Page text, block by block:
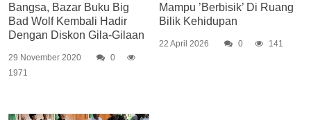
Bangsa, Bazar Buku Big
Bad Wolf Kembali Hadir
Dengan Diskon Gila-Gilaan
29 November 2020
0
1971
Mampu ’Berbisik’ Di Ruang
Bilik Kehidupan
22 April 2026 0 141